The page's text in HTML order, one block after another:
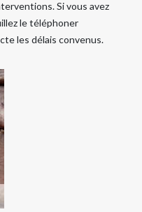
Si vous avez
le téléphoner
les délais convenus.